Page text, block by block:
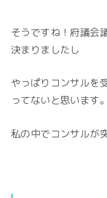
そうですね！府議会
決まりましたし
やっぱりコンサルを
ってないと思います。
私の中でコンサルが